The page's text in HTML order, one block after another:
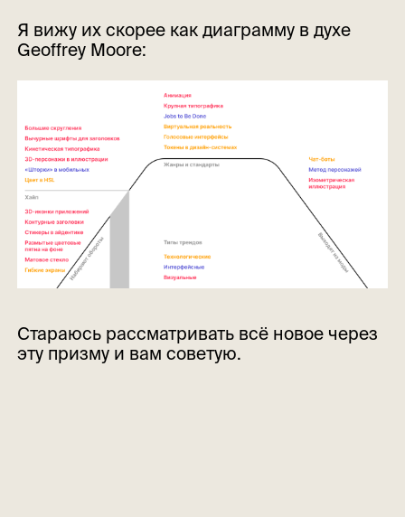
Я вижу их скорее как диаграмму в духе
Geoffrey Moore:
Стараюсь рассматривать всё новое через
эту призму и вам советую.